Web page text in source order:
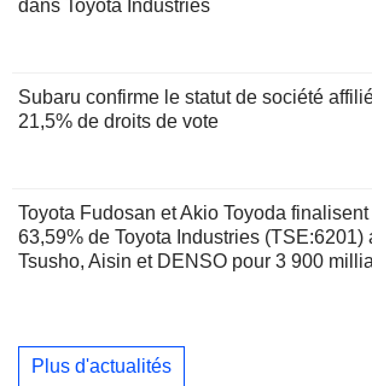
dans Toyota Industries
Subaru confirme le statut de société
21,5% de droits de vote
Toyota Fudosan et Akio Toyoda
63,59% de Toyota Industries (TSE:6201)
Tsusho, Aisin et DENSO pour 3 900
Plus d'actualités